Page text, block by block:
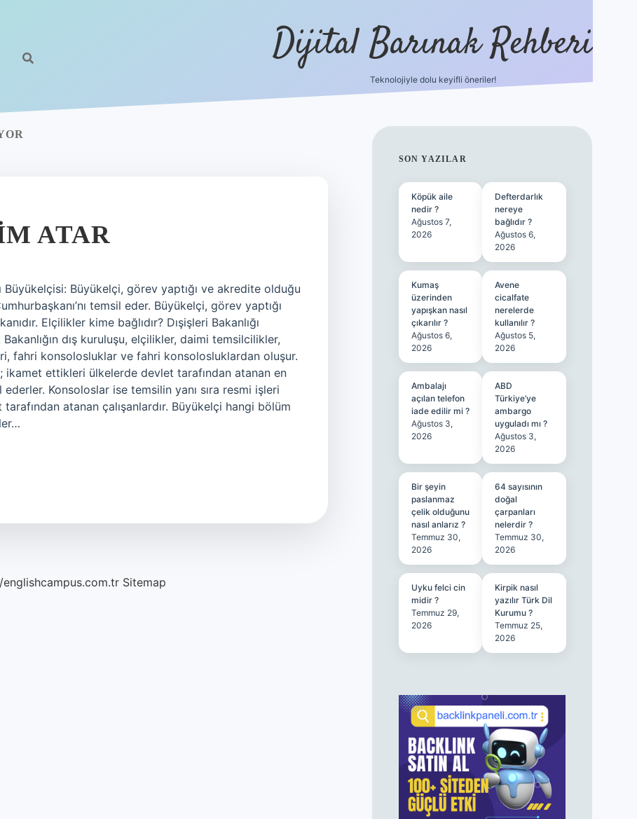
Dijital Barınak Rehberi
Teknolojiyle dolu keyifli öneriler!
ATAR
Büyükelçisi: Büyükelçi, görev yaptığı ve akredite olduğu
temsil eder. Büyükelçi, görev yaptığı
Elçilikler kime bağlıdır? Dışişleri Bakanlığı
dış kuruluşu, elçilikler, daimi temsilcilikler,
fahri konsolosluklar ve fahri konsolosluklardan oluşur.
ikamet ettikleri ülkelerde devlet tarafından atanan en
Konsoloslar ise temsilin yanı sıra resmi işleri
atanan çalışanlardır. Büyükelçi hangi bölüm
Sitemap
SIDEBAR
SON YAZILAR
Köpük aile
nedir ?
Ağustos 7,
2026
Defterdarlık
nereye
bağlıdır ?
Ağustos 6,
2026
Kumaş
üzerinden
yapışkan nasıl
çıkarılır ?
Ağustos 6,
2026
Avene
cicalfate
nerelerde
kullanılır ?
Ağustos 5,
2026
Ambalajı
açılan telefon
iade edilir mi ?
Ağustos 3,
2026
ABD
Türkiye’ye
ambargo
uyguladı mı ?
Ağustos 3,
2026
Bir şeyin
paslanmaz
çelik olduğunu
nasıl anlarız ?
Temmuz 30,
2026
64 sayısının
doğal
çarpanları
nelerdir ?
Temmuz 30,
2026
Uyku felci cin
midir ?
Temmuz 29,
2026
Kirpik nasıl
yazılır Türk Dil
Kurumu ?
Temmuz 25,
2026
hiltonbet güncel